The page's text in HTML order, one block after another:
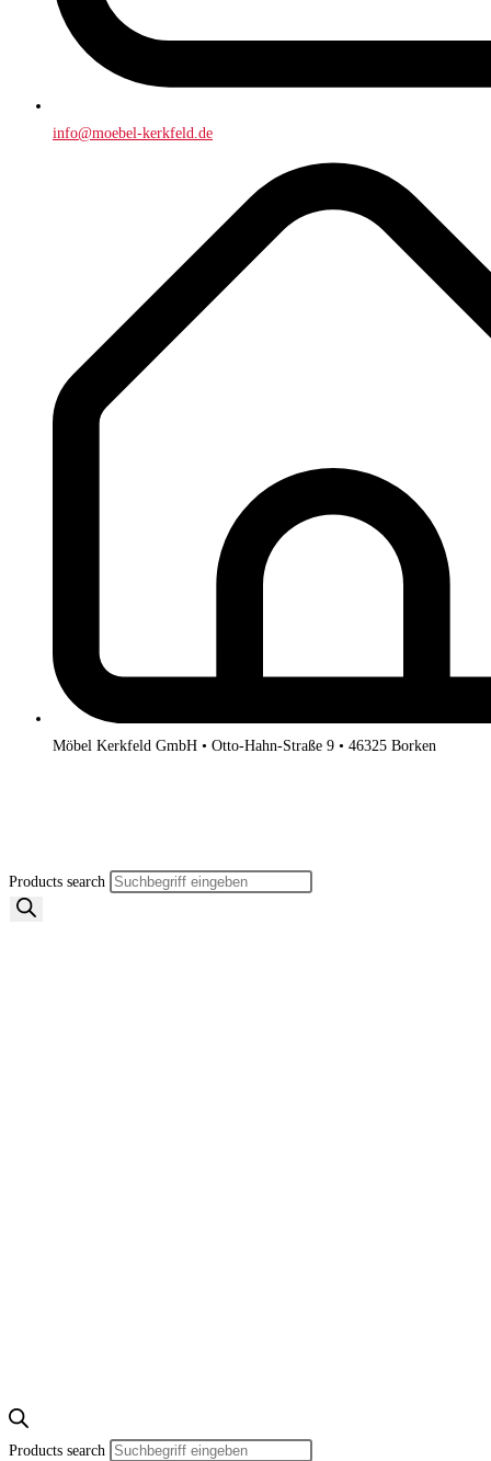
info@moebel-kerkfeld.de
Möbel Kerkfeld GmbH • Otto-Hahn-Straße 9 • 46325 Borken
Products search
Products search